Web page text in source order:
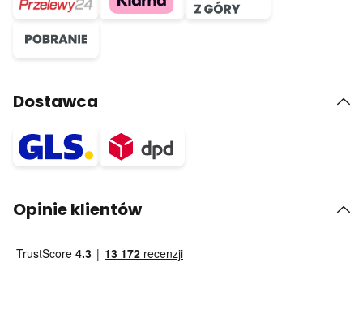
Dostawca
Opinie klientów